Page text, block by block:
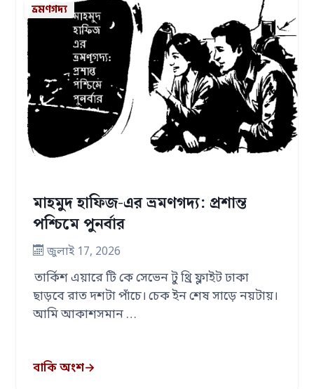
ভ্রমণগদ্য
মাহমুদ হাফিজ-এর ভ্রমণগদ্য: প্রশান্ত
পশ্চিমে পুনর্বার
জুলাই 17, 2026
তার্কিশ এয়ারে টি কে সেভেন টু থ্রি ফ্লাইট ঢাকা
ছাড়বে রাত দশটা পাঁচে। চেক ইন শেষ সাড়ে নয়টায়।
আমি আকাশসমান …
বাকি অংশ→